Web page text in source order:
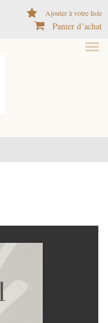
Ajouter à votre liste
Panier d´achat